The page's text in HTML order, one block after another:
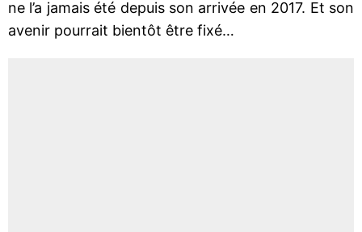
ne l’a jamais été depuis son arrivée en 2017. Et son
avenir pourrait bientôt être fixé…